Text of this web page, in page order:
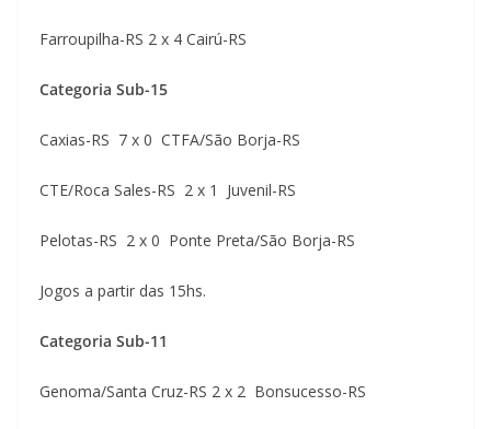
Farroupilha-RS 2 x 4 Cairú-RS
Categoria Sub-15
Caxias-RS 7 x 0 CTFA/São Borja-RS
CTE/Roca Sales-RS 2 x 1 Juvenil-RS
Pelotas-RS 2 x 0 Ponte Preta/São Borja-RS
Jogos a partir das 15hs.
Categoria Sub-11
Genoma/Santa Cruz-RS 2 x 2 Bonsucesso-RS